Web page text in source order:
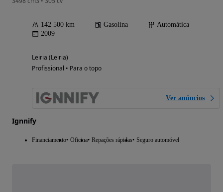
142 500 km Gasolina
Automática
2009
Leiria (Leiria)
Profissional • Para o topo
Ver anúncios
Ignnify
Financiamento Oficina Repações rápidas Seguro automóvel